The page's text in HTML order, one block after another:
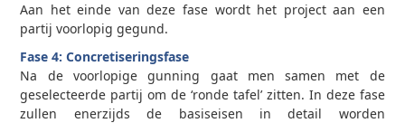
Aan het einde van deze fase wordt het project aan een
partij voorlopig gegund.
Fase 4: Concretiseringsfase
Na de voorlopige gunning gaat men samen met de
geselecteerde partij om de ‘ronde tafel’ zitten. In deze fase
zullen enerzijds de basiseisen in detail worden